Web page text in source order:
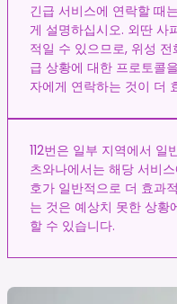
긴급 서비스에 연락할 때
게 설명하십시오. 외딴 사
적일 수 있으므로, 위성
급 상황에 대한 프로토콜
자에게 연락하는 것이 더
112번은 일부 지역에서
츠와나에서는 해당 서비
호가 일반적으로 더 효과
는 것은 예상치 못한 상황
할 수 있습니다.